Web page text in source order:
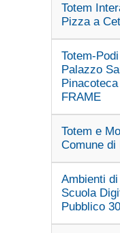
Totem
Pizza a
Totem-
Palazzo
FRAME
Totem e
Comune di
Ambienti
Scuola
Pubblico